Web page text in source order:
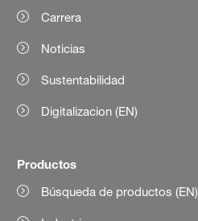
Carrera
Noticias
Sustentabilidad
Digitalizacion (EN)
Productos
Búsqueda de productos (EN)